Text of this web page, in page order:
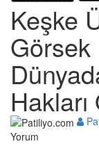
Keşke
Yorum